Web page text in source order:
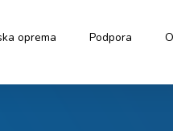
oprema Podpora